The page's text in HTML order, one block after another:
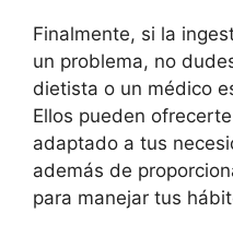
Finalmente, si la
un problema, no
dietista o un médico
Ellos pueden
adaptado a tus
además de
para manejar tus